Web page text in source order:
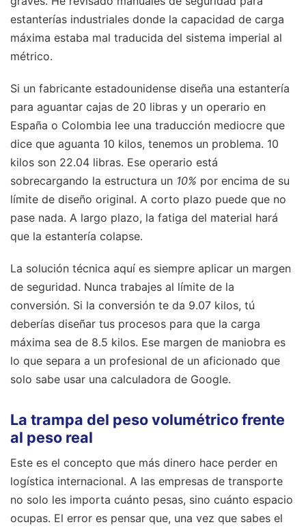
estanterías industriales donde la capacidad de carga
máxima estaba mal traducida del sistema imperial al
métrico.
Si un fabricante estadounidense diseña una estantería
para aguantar cajas de 20 libras y un operario en
España o Colombia lee una traducción mediocre que
dice que aguanta 10 kilos, tenemos un problema. 10
kilos son 22.04 libras. Ese operario está
sobrecargando la estructura un 10% por encima de su
límite de diseño original. A corto plazo puede que no
pase nada. A largo plazo, la fatiga del material hará
que la estantería colapse.
La solución técnica aquí es siempre aplicar un margen
de seguridad. Nunca trabajes al límite de la
conversión. Si la conversión te da 9.07 kilos, tú
deberías diseñar tus procesos para que la carga
máxima sea de 8.5 kilos. Ese margen de maniobra es
lo que separa a un profesional de un aficionado que
solo sabe usar una calculadora de Google.
La trampa del peso volumétrico frente
al peso real
Este es el concepto que más dinero hace perder en
logística internacional. A las empresas de transporte
no solo les importa cuánto pesas, sino cuánto espacio
ocupas. El error es pensar que, una vez que sabes el